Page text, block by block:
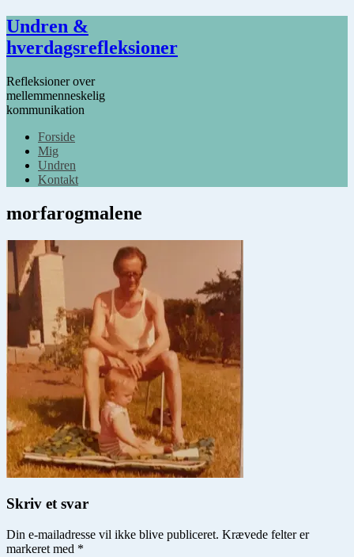
Undren &
hverdagsrefleksioner
Refleksioner over
mellemmenneskelig
kommunikation
Forside
Mig
Undren
Kontakt
morfarogmalene
Skriv et svar
Din e-mailadresse vil ikke blive publiceret. Krævede felter er
markeret med *